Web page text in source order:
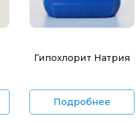
Гипохлорит Натрия
Подробнее